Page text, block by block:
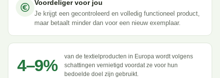
Voordeliger voor jou
Je krijgt een gecontroleerd en volledig functioneel product,
maar betaalt minder dan voor een nieuw exemplaar.
4–9%
van de textielproducten in Europa wordt volgens
schattingen vernietigd voordat ze voor hun
bedoelde doel zijn gebruikt.